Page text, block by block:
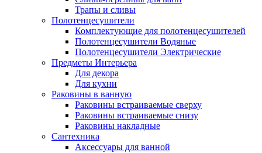
Трапы и сливы
Полотенцесушители
Комплектующие для полотенцесушителей
Полотенцесушители Водяные
Полотенцесушители Электрические
Предметы Интерьера
Для декора
Для кухни
Раковины в ванную
Раковины встраиваемые сверху
Раковины встраиваемые снизу
Раковины накладные
Сантехника
Аксессуары для ванной